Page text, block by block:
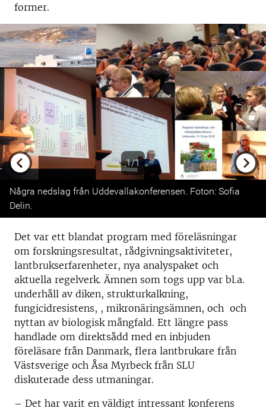
former.
1/1
Previous
Några nedslag från Uddevallakonferensen. Foton: Sofia
Delin.
Det var ett blandat program med föreläsningar
om forskningsresultat, rådgivningsaktiviteter,
lantbrukserfarenheter, nya analyspaket och
aktuella regelverk. Ämnen som togs upp var bl.a.
underhåll av diken, strukturkalkning,
fungicidresistens, , mikronäringsämnen, och och
nyttan av biologisk mångfald. Ett längre pass
handlade om direktsådd med en inbjuden
föreläsare från Danmark, flera lantbrukare från
Västsverige och Åsa Myrbeck från SLU
diskuterade dess utmaningar.
– Det har varit en väldigt intressant konferens